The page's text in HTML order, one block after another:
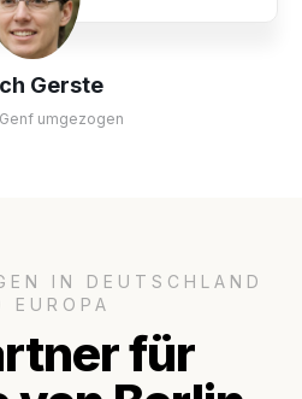
Gerste
umgezogen
IN DEUTSCHLAND
EUROPA
für